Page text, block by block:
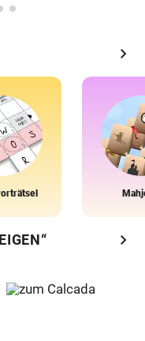
chevron_right
chevron_right